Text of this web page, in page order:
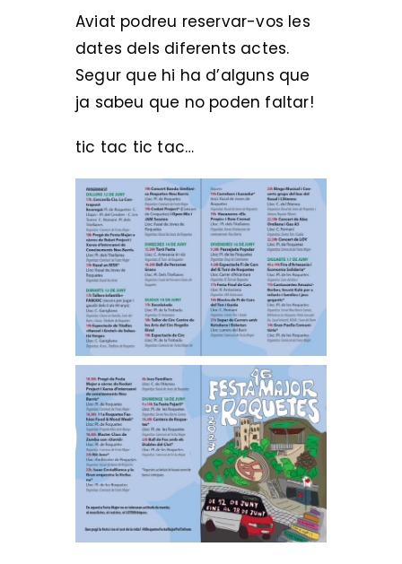
Aviat podreu reservar-vos les
dates dels diferents actes.
Segur que hi ha d’alguns que
ja sabeu que no poden faltar!
tic tac tic tac…